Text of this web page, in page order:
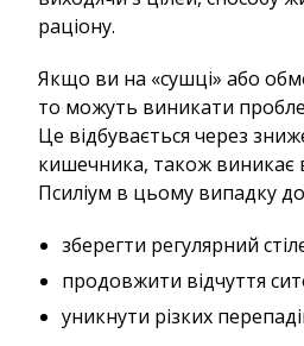
раціону.
Якщо ви на «сушці» або
то можуть виникати
Це відбувається через
кишечника, також виникає
Псиліум в цьому випадку
зберегти регулярний
продовжити відчуття
уникнути різких